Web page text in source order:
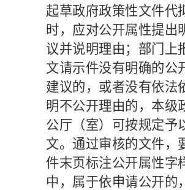
起草政府政策性文件代
时，应对公开属性提出
议并说明理由；部门上
文请示件没有明确的公
建议的，或者没有依法
明不公开理由的，本级
公厅（室）可按规定予
文。通过审核的文件，
件末页标注公开属性字
中，属于依申请公开的